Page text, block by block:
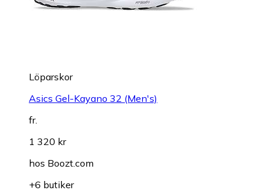
Löparskor
Asics Gel-Kayano 32 (Men's)
fr.
1 320 kr
hos Boozt.com
+6 butiker